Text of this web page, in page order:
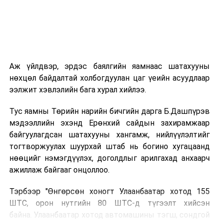
Аж үйлдвэр, эрдэс баялгийн яамнаас шатахууны
нөхцөл байдалтай холбогдуулан цаг үеийн асуудлаар
ээлжит хэвлэлийн бага хурал хийлээ.
Тус яамны Төрийн нарийн бичгийн дарга Б.Дашпүрэв
мэдээллийн эхэнд Ерөнхий сайдын захирамжаар
байгуулагдсан шатахууны хангамж, нийлүүлэлтийг
тогтворжуулах шуурхай штаб нь богино хугацаанд
нөөцийг нэмэгдүүлэх, доголдлыг арилгахад анхаарч
ажиллаж байгааг онцоллоо.
Тэрбээр "Өнгөрсөн хоногт Улаанбаатар хотод 155
ШТС, орон нутгийн 80 ШТС-д түгээлт хийсэн
байна. Улаанбаатар хотод автомашины тэгш, сондгой